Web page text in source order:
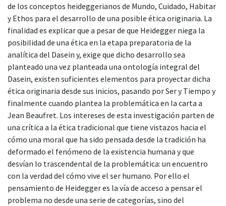
de los conceptos heideggerianos de Mundo, Cuidado, Habitar
y Ethos para el desarrollo de una posible ética originaria. La
finalidad es explicar que a pesar de que Heidegger niega la
posibilidad de una ética en la etapa preparatoria de la
analítica del Dasein y, exige que dicho desarrollo sea
planteado una vez planteada una ontología integral del
Dasein, existen suficientes elementos para proyectar dicha
ética originaria desde sus inicios, pasando por Ser y Tiempo y
finalmente cuando plantea la problemática en la carta a
Jean Beaufret. Los intereses de esta investigación parten de
una crítica a la ética tradicional que tiene vistazos hacia el
cómo una moral que ha sido pensada desde la tradición ha
deformado el fenómeno de la existencia humana y que
desvían lo trascendental de la problemática: un encuentro
con la verdad del cómo vive el ser humano. Por ello el
pensamiento de Heidegger es la vía de acceso a pensar el
problema no desde una serie de categorías, sino del